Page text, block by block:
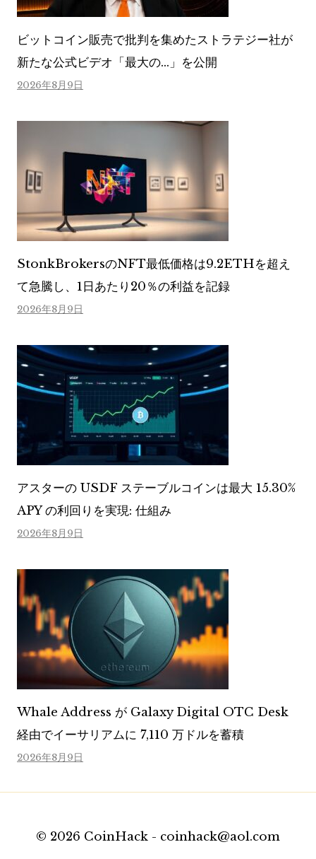
ビットコイン販売で批判を集めたストラテジー社が
新たな公式ビデオ「最大の…」を公開
2026年8月9日
StonkBrokersのNFT最低価格は9.2ETHを超え
て急騰し、1日あたり20％の利益を記録
2026年8月9日
アスターの USDF ステーブルコインは最大 15.30%
APY の利回りを実現: 仕組み
2026年8月9日
Whale Address が Galaxy Digital OTC Desk
経由でイーサリアムに 7,110 万ドルを蓄積
2026年8月9日
© 2026 CoinHack - coinhack@aol.com